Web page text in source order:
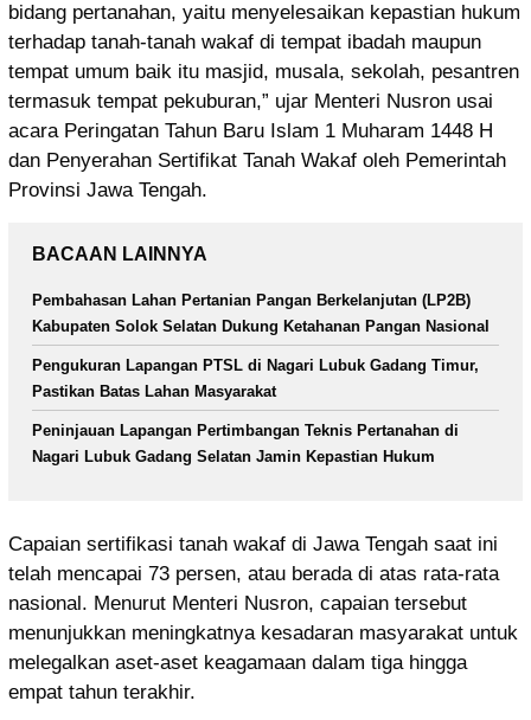
bidang pertanahan, yaitu menyelesaikan kepastian hukum
terhadap tanah-tanah wakaf di tempat ibadah maupun
tempat umum baik itu masjid, musala, sekolah, pesantren
termasuk tempat pekuburan,” ujar Menteri Nusron usai
acara Peringatan Tahun Baru Islam 1 Muharam 1448 H
dan Penyerahan Sertifikat Tanah Wakaf oleh Pemerintah
Provinsi Jawa Tengah.
BACAAN LAINNYA
Pembahasan Lahan Pertanian Pangan Berkelanjutan (LP2B)
Kabupaten Solok Selatan Dukung Ketahanan Pangan Nasional
Pengukuran Lapangan PTSL di Nagari Lubuk Gadang Timur,
Pastikan Batas Lahan Masyarakat
Peninjauan Lapangan Pertimbangan Teknis Pertanahan di
Nagari Lubuk Gadang Selatan Jamin Kepastian Hukum
Capaian sertifikasi tanah wakaf di Jawa Tengah saat ini
telah mencapai 73 persen, atau berada di atas rata-rata
nasional. Menurut Menteri Nusron, capaian tersebut
menunjukkan meningkatnya kesadaran masyarakat untuk
melegalkan aset-aset keagamaan dalam tiga hingga
empat tahun terakhir.